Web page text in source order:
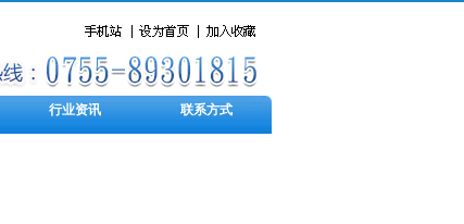
行业资讯 联系方式